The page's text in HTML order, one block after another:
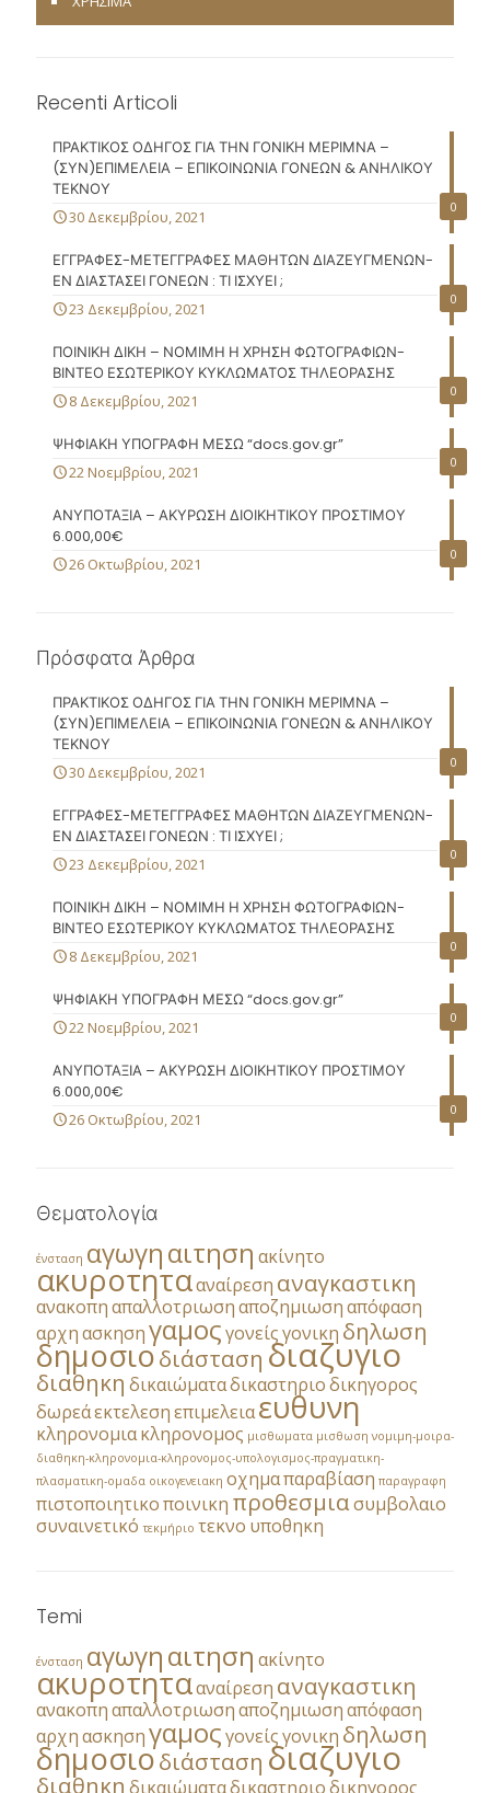
Recenti Articoli
0
ΠΡΑΚΤΙΚΟΣ ΟΔΗΓΟΣ ΓΙΑ ΤΗΝ ΓΟΝΙΚΗ ΜΕΡΙΜΝΑ –
(ΣΥΝ)ΕΠΙΜΕΛΕΙΑ – ΕΠΙΚΟΙΝΩΝΙΑ ΓΟΝΕΩΝ & ΑΝΗΛΙΚΟΥ
ΤΕΚΝΟΥ
30 Δεκεμβρίου, 2021
0
ΕΓΓΡΑΦΕΣ-ΜΕΤΕΓΓΡΑΦΕΣ ΜΑΘΗΤΩΝ ΔΙΑΖΕΥΓΜΕΝΩΝ-
ΕΝ ΔΙΑΣΤΑΣΕΙ ΓΟΝΕΩΝ : ΤΙ ΙΣΧΥΕΙ ;
23 Δεκεμβρίου, 2021
0
ΠΟΙΝΙΚΗ ΔΙΚΗ – ΝΟΜΙΜΗ Η ΧΡΗΣΗ ΦΩΤΟΓΡΑΦΙΩΝ-
ΒΙΝΤΕΟ ΕΣΩΤΕΡΙΚΟΥ ΚΥΚΛΩΜΑΤΟΣ ΤΗΛΕΟΡΑΣΗΣ
8 Δεκεμβρίου, 2021
0
ΨΗΦΙΑΚΗ ΥΠΟΓΡΑΦΗ ΜΕΣΩ “docs.gov.gr”
22 Νοεμβρίου, 2021
0
ΑΝΥΠΟΤΑΞΙΑ – ΑΚΥΡΩΣΗ ΔΙΟΙΚΗΤΙΚΟΥ ΠΡΟΣΤΙΜΟΥ
6.000,00€
26 Οκτωβρίου, 2021
Πρόσφατα Άρθρα
0
ΠΡΑΚΤΙΚΟΣ ΟΔΗΓΟΣ ΓΙΑ ΤΗΝ ΓΟΝΙΚΗ ΜΕΡΙΜΝΑ –
(ΣΥΝ)ΕΠΙΜΕΛΕΙΑ – ΕΠΙΚΟΙΝΩΝΙΑ ΓΟΝΕΩΝ & ΑΝΗΛΙΚΟΥ
ΤΕΚΝΟΥ
30 Δεκεμβρίου, 2021
0
ΕΓΓΡΑΦΕΣ-ΜΕΤΕΓΓΡΑΦΕΣ ΜΑΘΗΤΩΝ ΔΙΑΖΕΥΓΜΕΝΩΝ-
ΕΝ ΔΙΑΣΤΑΣΕΙ ΓΟΝΕΩΝ : ΤΙ ΙΣΧΥΕΙ ;
23 Δεκεμβρίου, 2021
0
ΠΟΙΝΙΚΗ ΔΙΚΗ – ΝΟΜΙΜΗ Η ΧΡΗΣΗ ΦΩΤΟΓΡΑΦΙΩΝ-
ΒΙΝΤΕΟ ΕΣΩΤΕΡΙΚΟΥ ΚΥΚΛΩΜΑΤΟΣ ΤΗΛΕΟΡΑΣΗΣ
8 Δεκεμβρίου, 2021
0
ΨΗΦΙΑΚΗ ΥΠΟΓΡΑΦΗ ΜΕΣΩ “docs.gov.gr”
22 Νοεμβρίου, 2021
0
ΑΝΥΠΟΤΑΞΙΑ – ΑΚΥΡΩΣΗ ΔΙΟΙΚΗΤΙΚΟΥ ΠΡΟΣΤΙΜΟΥ
6.000,00€
26 Οκτωβρίου, 2021
Θεματολογία
ένσταση αγωγηαιτηση ακίνητο
ακυροτητααναίρεση αναγκαστικη
ανακοπηαπαλλοτριωσηαποζημιωσηαπόφαση
αρχηασκησηγαμοςγονείςγονικη δηλωση
δημοσιοδιάσταση διαζυγιο
διαθηκη δικαιώματαδικαστηριοδικηγορος
δωρεάεκτελεσηεπιμελειαευθυνη
κληρονομιακληρονομος μισθωματα μισθωση νομιμη-μοιρα-
διαθηκη-κληρονομια-κληρονομος-υπολογισμος-πραγματικη-
πλασματικη-ομαδα οικογενειακη οχημαπαραβίαση παραγραφη
πιστοποιητικοποινικη προθεσμιασυμβολαιο
συναινετικό τεκμήριο τεκνο υποθηκη
Temi
ένσταση αγωγηαιτηση ακίνητο
ακυροτητααναίρεση αναγκαστικη
ανακοπηαπαλλοτριωσηαποζημιωσηαπόφαση
αρχηασκησηγαμοςγονείςγονικη δηλωση
δημοσιοδιάσταση διαζυγιο
διαθηκη δικαιώματαδικαστηριοδικηγορος